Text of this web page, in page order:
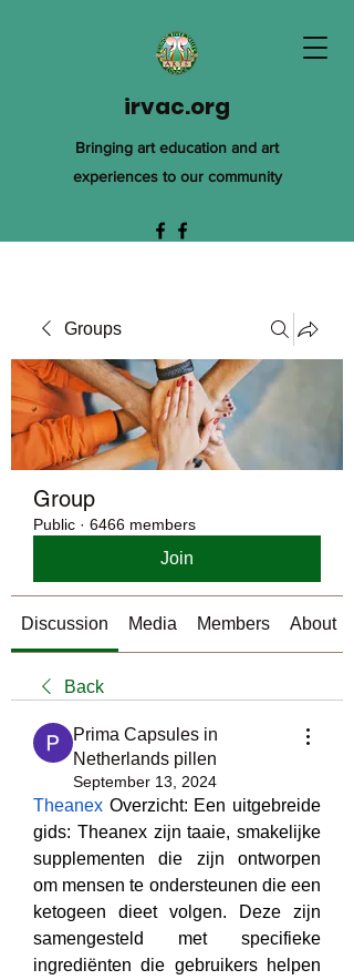
irvac.org
Bringing art education and art
experiences to our community
Groups
Group
Public · 6466 members
Join
Discussion Media Members About
Back
Prima Capsules in
Netherlands pillen
September 13, 2024
Theanex Overzicht: Een uitgebreide
gids: Theanex zijn taaie, smakelijke
supplementen die zijn ontworpen
om mensen te ondersteunen die een
ketogeen dieet volgen. Deze zijn
samengesteld met specifieke
ingrediënten die gebruikers helpen